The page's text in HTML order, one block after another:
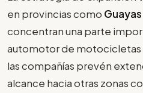
en provincias como Guayas
concentran una parte
automotor de motocicletas
las compañías prevén
alcance hacia otras zonas